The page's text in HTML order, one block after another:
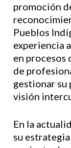
promoción
Pueblos
experiencia
en procesos
de
gestionar su
visión
En la
su